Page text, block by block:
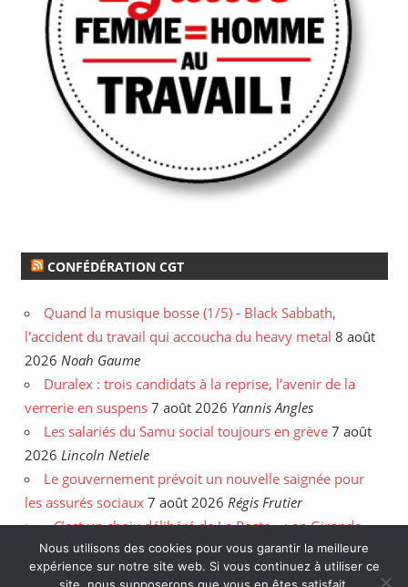
CONFÉDÉRATION CGT
Quand la musique bosse (1/5) - Black Sabbath,
l'accident du travail qui accoucha du heavy metal 8 août
2026 Noah Gaume
Duralex : trois candidats à la reprise, l’avenir de la
verrerie en suspens 7 août 2026 Yannis Angles
Les salariés du Samu social toujours en grève 7 août
2026 Lincoln Netiele
Le gouvernement prévoit un nouvelle saignée pour
les assurés sociaux 7 août 2026 Régis Frutier
« C’est un choix délibéré de La Poste » : en Gironde,
les postiers sommés de rattraper leurs heures 6 août
2026 Yannis Angles
Nous utilisons des cookies pour vous garantir la meilleure
expérience sur notre site web. Si vous continuez à utiliser ce